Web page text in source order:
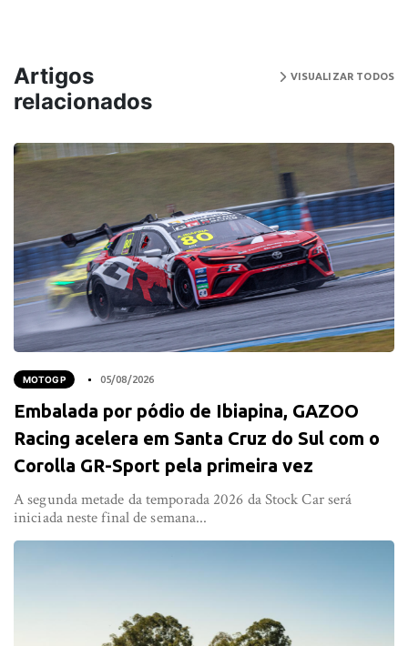
Artigos
relacionados
VISUALIZAR TODOS
MOTOGP 05/08/2026
Embalada por pódio de Ibiapina, GAZOO
Racing acelera em Santa Cruz do Sul com o
Corolla GR-Sport pela primeira vez
A segunda metade da temporada 2026 da Stock Car será
iniciada neste final de semana...